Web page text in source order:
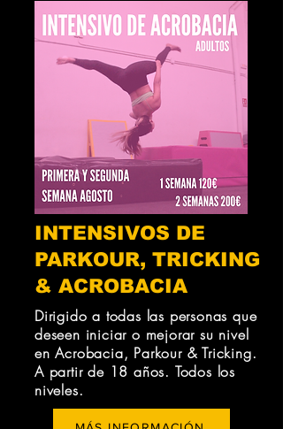
INTENSIVOS DE
PARKOUR, TRICKING
& ACROBACIA
Dirigido a todas las personas que
deseen iniciar o mejorar su nivel
en Acrobacia, Parkour & Tricking.
A partir de 18 años. Todos los
niveles.